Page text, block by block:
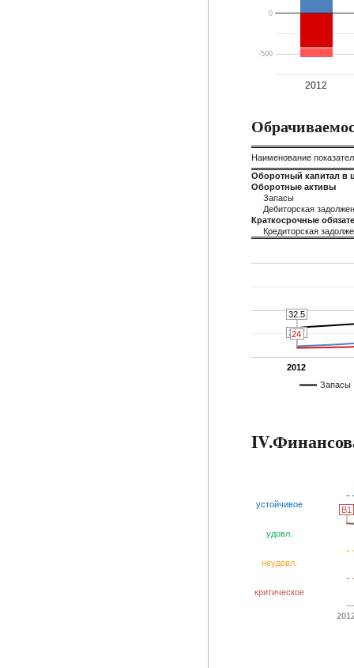
2012
-500
0
Наименование
Оборотный капитал в
Оборотные активы
Запасы
Дебиторская
Краткосрочные
Кредиторская
Запасы
2012
32.5
32.5
24.7
24.7
24
24
устойчивое
удовл.
неудовл.
критическое
B1
B1